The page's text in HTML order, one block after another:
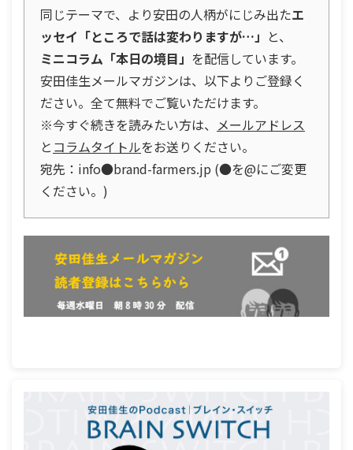
同じテーマで、より安田の人柄がにじみ出たエ
ッセイ「ところで話は変わりますが…」 と、
ミニコラム「本日の境目」 を配信しています。
安田佳生メールマガジンは、以下よりご登録く
ださい。全て無料でご覧いただけます。
※今すぐ続きを読みたい方は、 メールアドレス
と コラムタイトルをお送りください。
宛先：info●brand-farmers.jp (●を@にご変更
ください。)